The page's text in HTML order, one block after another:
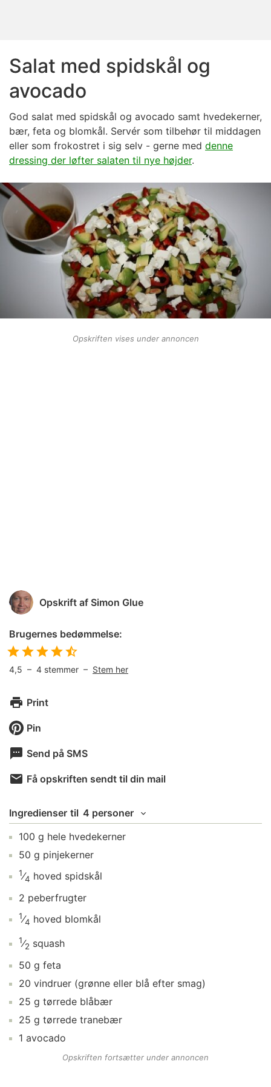
Salat med spidskål og
avocado
God salat med spidskål og avocado samt hvedekerner,
bær, feta og blomkål. Servér som tilbehør til middagen
eller som frokostret i sig selv - gerne med denne
dressing der løfter salaten til nye højder.
Opskriften vises under annoncen
Opskrift af Simon Glue
Brugernes bedømmelse:
4,5 – 4 stemmer – Stem her
Print
Pin
Send på SMS
Få opskriften sendt til din mail
Ingredienser til 4 personer
100 g hele hvedekerner
50 g pinjekerner
1⁄4 hoved spidskål
2 peberfrugter
1⁄4 hoved blomkål
1⁄2 squash
50 g feta
20 vindruer (grønne eller blå efter smag)
25 g tørrede blåbær
25 g tørrede tranebær
1 avocado
Opskriften fortsætter under annoncen